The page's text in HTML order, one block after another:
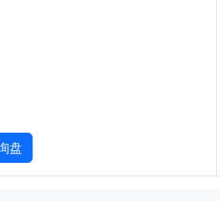
盘